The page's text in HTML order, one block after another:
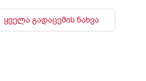
ყველა გადაცემის ნახვა